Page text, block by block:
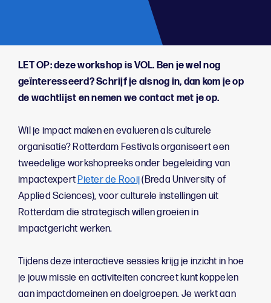
LET OP: deze workshop is VOL. Ben je wel nog
geïnteresseerd? Schrijf je alsnog in, dan kom je op
de wachtlijst en nemen we contact met je op.
Wil je impact maken en evalueren als culturele
organisatie? Rotterdam Festivals organiseert een
tweedelige workshopreeks onder begeleiding van
impactexpertPieter de Rooij(Breda University of
Applied Sciences), voor culturele instellingen uit
Rotterdam die strategisch willen groeien in
impactgericht werken.
Tijdens deze interactieve sessies krijg je inzicht in hoe
je jouw missie en activiteiten concreet kunt koppelen
aan impactdomeinen en doelgroepen. Je werkt aan